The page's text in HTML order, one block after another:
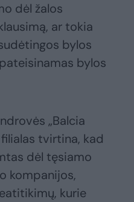
dėl žalos
ar tokia
bylos
bylos
„Balcia
tvirtina, kad
dėl tęsiamo
kompanijos,
kurie